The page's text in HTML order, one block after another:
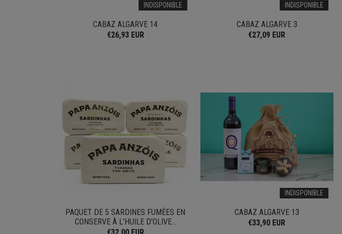
INDISPONIBLE
CABAZ ALGARVE 14
€26,93 EUR
INDISPONIBLE
CABAZ ALGARVE 3
€27,09 EUR
PAQUET DE 5 SARDINES FUMÉES EN
CONSERVE À L'HUILE D'OLIVE...
INDISPONIBLE
CABAZ ALGARVE 13
€33,90 EUR